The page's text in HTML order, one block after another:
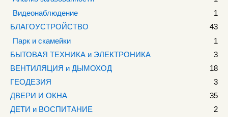
Видеонаблюдение
1
БЛАГОУСТРОЙСТВО
43
Парк и скамейки
1
БЫТОВАЯ ТЕХНИКА и ЭЛЕКТРОНИКА
3
ВЕНТИЛЯЦИЯ и ДЫМОХОД
18
ГЕОДЕЗИЯ
3
ДВЕРИ И ОКНА
35
ДЕТИ и ВОСПИТАНИЕ
2